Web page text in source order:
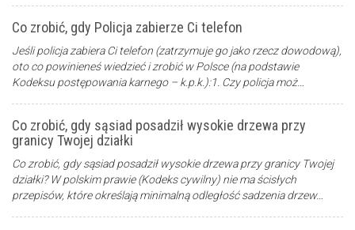
Co zrobić, gdy Policja zabierze Ci telefon
Jeśli policja zabiera Ci telefon (zatrzymuje go jako rzecz dowodową),
oto co powinieneś wiedzieć i zrobić w Polsce (na podstawie
Kodeksu postępowania karnego – k.p.k.):1. Czy policja moż…
Co zrobić, gdy sąsiad posadził wysokie drzewa przy
granicy Twojej działki
Co zrobić, gdy sąsiad posadził wysokie drzewa przy granicy Twojej
działki? W polskim prawie (Kodeks cywilny) nie ma ścisłych
przepisów, które określają minimalną odległość sadzenia drzew…